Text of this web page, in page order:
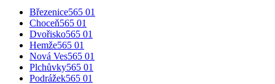
Březenice565 01
Choceň565 01
Dvořisko565 01
Hemže565 01
Nová Ves565 01
Plchůvky565 01
Podrážek565 01